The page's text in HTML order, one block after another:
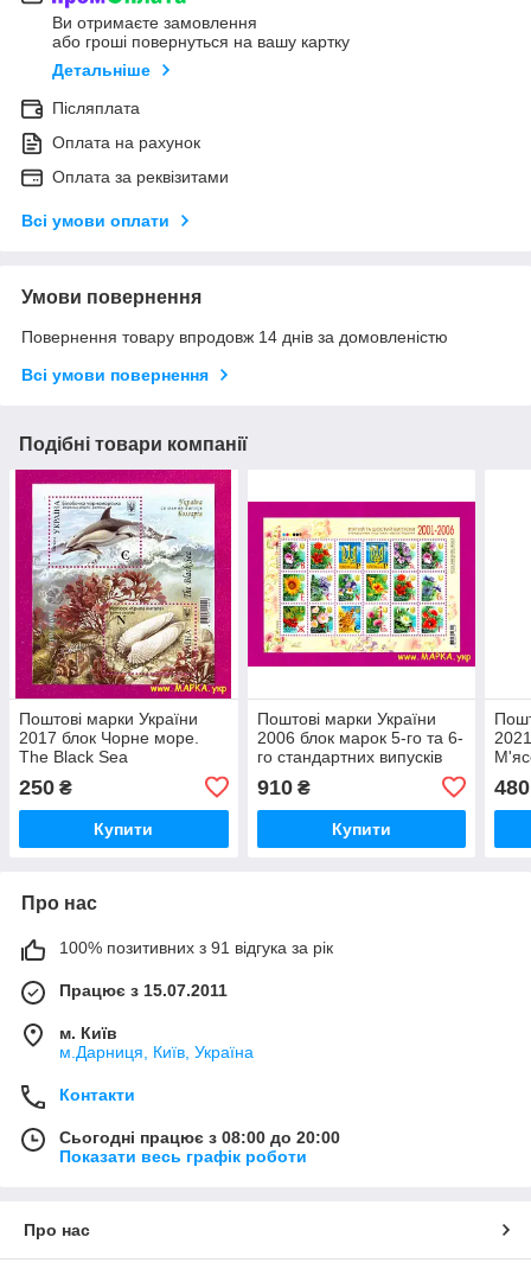
Ви отримаєте замовлення
або гроші повернуться на вашу картку
Детальніше
Післяплата
Оплата на рахунок
Оплата за реквізитами
Всі умови оплати
Умови повернення
Повернення товару впродовж 14 днів за домовленістю
Всі умови повернення
Подібні товари компанії
Поштові марки України
2017 блок Чорне море.
The Black Sea
250 ₴
Купити
Поштові марки України
2006 блок марок 5-го та 6-
го стандартних випусків
910₴
Купити
480
Про нас
100% позитивних з 91 відгука за рік
Працює з 15.07.2011
м. Київ
м.Дарниця, Київ, Україна
Контакти
Сьогодні працює з 08:00 до 20:00
Показати весь графік роботи
Про нас